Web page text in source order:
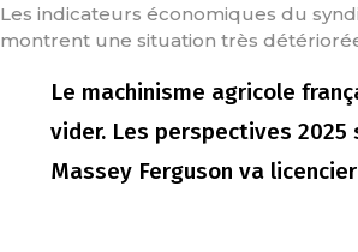
Les indicateurs économiques du
montrent une situation très
Le machinisme agricole
vider. Les perspectives
Massey Ferguson va